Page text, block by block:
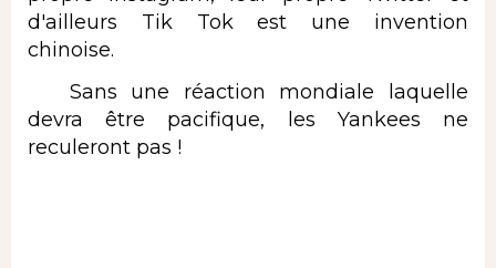
d'ailleurs Tik Tok est une invention
chinoise.
Sans une réaction mondiale laquelle
devra être pacifique, les Yankees ne
reculeront pas !